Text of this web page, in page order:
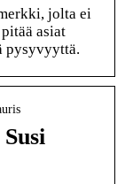
jolta ei
asiat
pysyvyyttä.